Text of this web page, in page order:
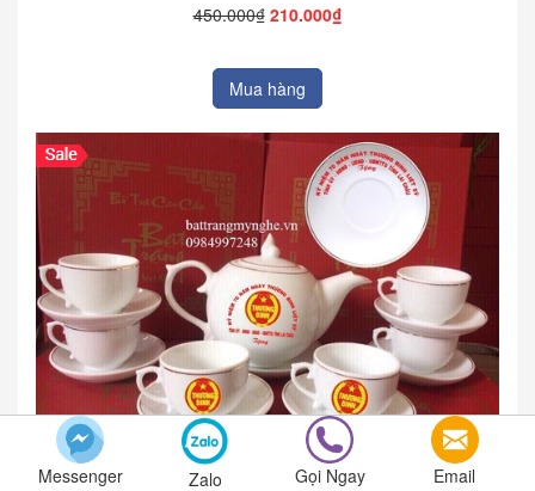
450.000₫ 210.000₫
Mua hàng
Messenger Zalo Gọi Ngay Email